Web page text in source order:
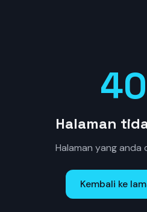
Halaman
Halaman yang anda
Kembali ke